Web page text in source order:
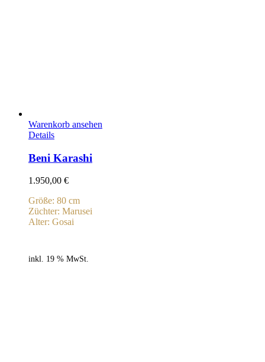
Warenkorb ansehen
Details
Beni Karashi
1.950,00 €
Größe: 80 cm
Züchter: Marusei
Alter: Gosai
inkl. 19 % MwSt.